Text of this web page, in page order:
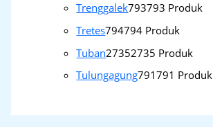
Trenggalek793793 Produk
Tretes794794 Produk
Tuban27352735 Produk
Tulungagung791791 Produk